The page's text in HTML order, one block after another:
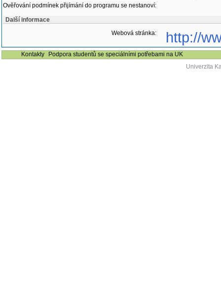
Ověřování podmínek přijímání do programu se nestanoví:
Další informace
Webová stránka:
http://
Kontakty
Podpora studentů se speciálními potřebami na UK
Univerzita